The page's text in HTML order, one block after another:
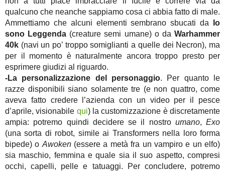
qualcuno che neanche sappiamo cosa ci abbia fatto di male.
Ammettiamo che alcuni elementi sembrano sbucati da
Io
sono Leggenda (creature semi umane) o daWarhammer
40k (navi un po’ troppo somiglianti a quelle dei Necron), ma
per il momento è naturalmente ancora troppo presto per
esprimere giudizi al riguardo.
-La personalizzazione del personaggio. Per quanto le
razze disponibili siano solamente tre (e non quattro, come
aveva fatto credere l’azienda con un video per il pesce
d’aprile, visionabile qui) la customizzazione è discretamente
ampia: potremo quindi decidere se il nostro umano, Exo
(una sorta di robot, simile ai Transformers nella loro forma
bipede) o Awoken(essere a metà fra un vampiro e un elfo)
sia maschio, femmina e quale sia il suo aspetto, compresi
occhi, capelli, pelle e tatuaggi. Per concludere, potremo